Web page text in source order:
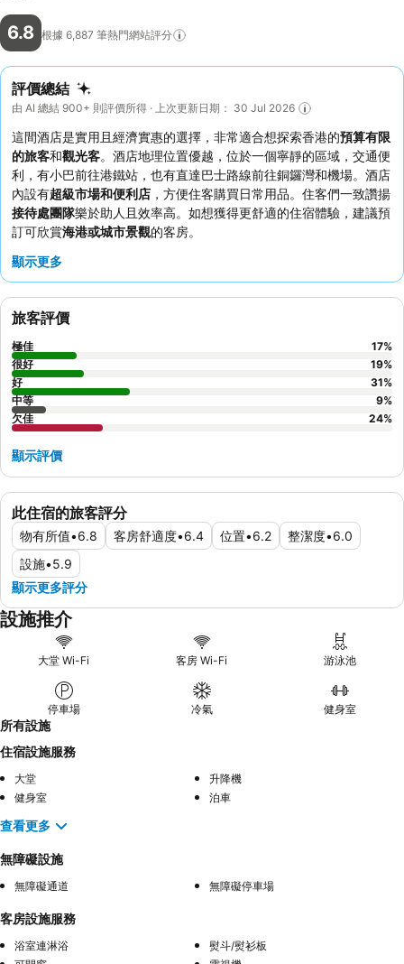
6.8 根據 6,887 筆熱門網站評分
評價總結
由 AI 總結 900+ 則評價所得 · 上次更新日期： 30 Jul 2026
這間酒店是實用且經濟實惠的選擇，非常適合想探索香港的預算有限
的旅客和觀光客。酒店地理位置優越，位於一個寧靜的區域，交通便
利，有小巴前往港鐵站，也有直達巴士路線前往銅鑼灣和機場。酒店
內設有超級市場和便利店 ，方便住客購買日常用品。住客們一致讚揚
接待處團隊樂於助人且效率高。如想獲得更舒適的住宿體驗，建議預
訂可欣賞海港或城市景觀的客房。
顯示更多
此住宿的旅客評分
物有所值•6.8 客房舒適度•6.4 位置•6.2 整潔度•6.0
設施•5.9
顯示更多評分
旅客評價
極佳 17%
很好
19%
好
31%
中等
9%
欠佳
24%
顯示評價
設施推介
大堂 Wi-Fi 客房 Wi-Fi 游泳池
停車場 冷氣 健身室
所有設施
住宿設施服務
大堂
升降機
健身室
泊車
查看更多
無障礙設施
無障礙通道 無障礙停車場
客房設施服務
浴室連淋浴
熨斗/熨衫板